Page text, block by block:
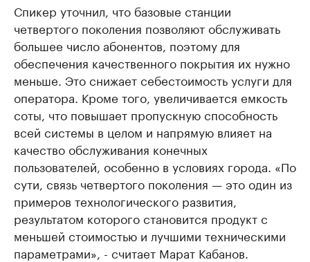
Спикер уточнил, что базовые станции
четвертого поколения позволяют обслуживать
большее число абонентов, поэтому для
обеспечения качественного покрытия их нужно
меньше. Это снижает себестоимость услуги для
оператора. Кроме того, увеличивается емкость
соты, что повышает пропускную способность
всей системы в целом и напрямую влияет на
качество обслуживания конечных
пользователей, особенно в условиях города. «По
сути, связь четвертого поколения — это один из
примеров технологического развития,
результатом которого становится продукт с
меньшей стоимостью и лучшими техническими
параметрами», - считает Марат Кабанов.